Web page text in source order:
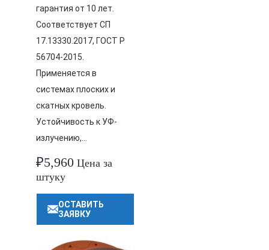
гарантия от 10 лет.
Соответствует СП
17.13330.2017, ГОСТ Р
56704-2015.
Применяется в
системах плоских и
скатных кровель.
Устойчивость к УФ-
излучению,…
₽5,960 Цена за
штуку
ОСТАВИТЬ
ЗАЯВКУ